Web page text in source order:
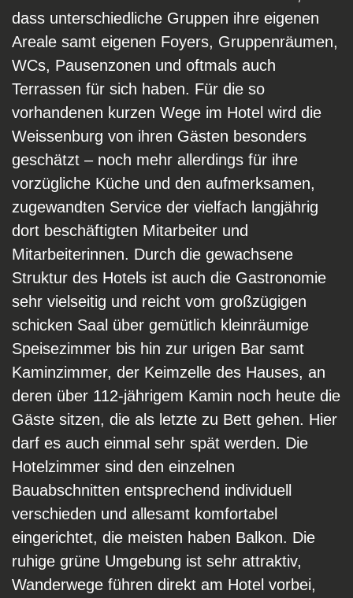
dass unterschiedliche Gruppen ihre eigenen
Areale samt eigenen Foyers, Gruppenräumen,
WCs, Pausenzonen und oftmals auch
Terrassen für sich haben. Für die so
vorhandenen kurzen Wege im Hotel wird die
Weissenburg von ihren Gästen besonders
geschätzt – noch mehr allerdings für ihre
vorzügliche Küche und den aufmerksamen,
zugewandten Service der vielfach langjährig
dort beschäftigten Mitarbeiter und
Mitarbeiterinnen. Durch die gewachsene
Struktur des Hotels ist auch die Gastronomie
sehr vielseitig und reicht vom großzügigen
schicken Saal über gemütlich kleinräumige
Speisezimmer bis hin zur urigen Bar samt
Kaminzimmer, der Keimzelle des Hauses, an
deren über 112-jährigem Kamin noch heute die
Gäste sitzen, die als letzte zu Bett gehen. Hier
darf es auch einmal sehr spät werden. Die
Hotelzimmer sind den einzelnen
Bauabschnitten entsprechend individuell
verschieden und allesamt komfortabel
eingerichtet, die meisten haben Balkon. Die
ruhige grüne Umgebung ist sehr attraktiv,
Wanderwege führen direkt am Hotel vorbei,